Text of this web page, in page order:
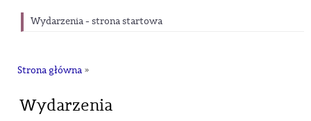
Wydarzenia - strona startowa
Strona główna »
Wydarzenia